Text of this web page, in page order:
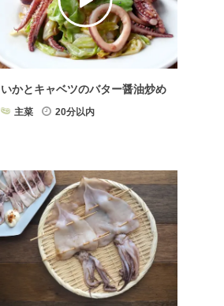
いかとキャベツのバター醤油炒め
主菜 20分以内